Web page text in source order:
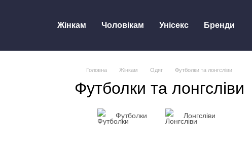
Жінкам Чоловікам Унісекс Бренди
Головна Жінкам Одяг Футболки та лонгсліви
Футболки та лонгсліви
Футболки Лонгсліви